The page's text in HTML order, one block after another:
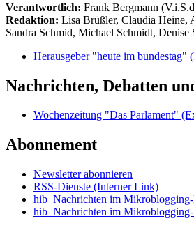
Verantwortlich: Frank Bergmann
Redaktion: Lisa Brüßler, Claudia Heine,
Sandra Schmid, Michael Schmidt,
Herausgeber "heute im bundestag"
Nachrichten, Debatten
Wochenzeitung "Das Parlament"
Abonnement
Newsletter abonnieren
RSS-Dienste (Interner Link)
hib_Nachrichten im
hib_Nachrichten im